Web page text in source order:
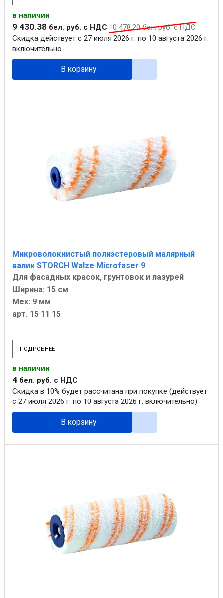
в наличии
9 430.38 бел. руб. с НДС 10 478.20бел. руб. с НДС
Скидка действует с 27 июля 2026 г. по 10 августа 2026 г.
включительно
В корзину
Микроволокнистый полиэстеровый малярный
валик STORCH Walze Microfaser 9
Для фасадных красок, грунтовок и лазурей
Ширина: 15 см
Мех: 9 мм
арт. 15 11 15
ПОДРОБНЕЕ
в наличии
4 бел. руб. с НДС
Скидка в 10% будет рассчитана при покупке (действует
с 27 июля 2026 г. по 10 августа 2026 г. включительно)
В корзину